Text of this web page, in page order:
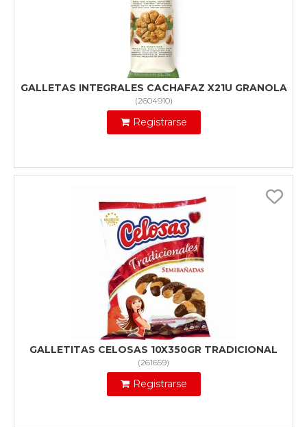
GALLETAS INTEGRALES CACHAFAZ X21U GRANOLA
(2604910)
Registrarse
GALLETITAS CELOSAS 10X350GR TRADICIONAL
(261659)
Registrarse